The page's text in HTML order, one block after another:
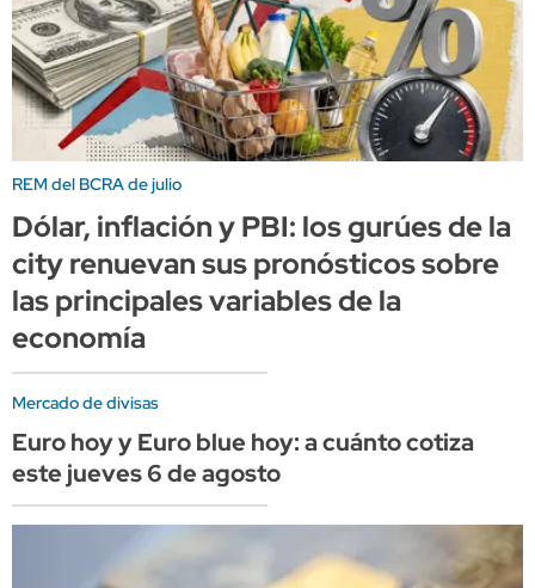
REM del BCRA de julio
Dólar, inflación y PBI: los gurúes de la
city renuevan sus pronósticos sobre
las principales variables de la
economía
Mercado de divisas
Euro hoy y Euro blue hoy: a cuánto cotiza
este jueves 6 de agosto